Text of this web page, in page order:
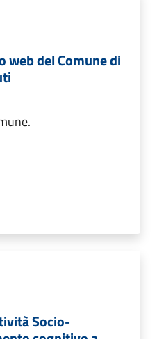
web del Comune di
Socio-